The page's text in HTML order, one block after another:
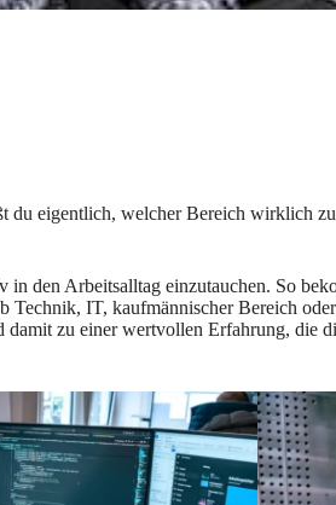
eigentlich, welcher Bereich wirklich
den Arbeitsalltag einzutauchen. So
IT, kaufmännischer Bereich
zu einer wertvollen Erfahrung, die